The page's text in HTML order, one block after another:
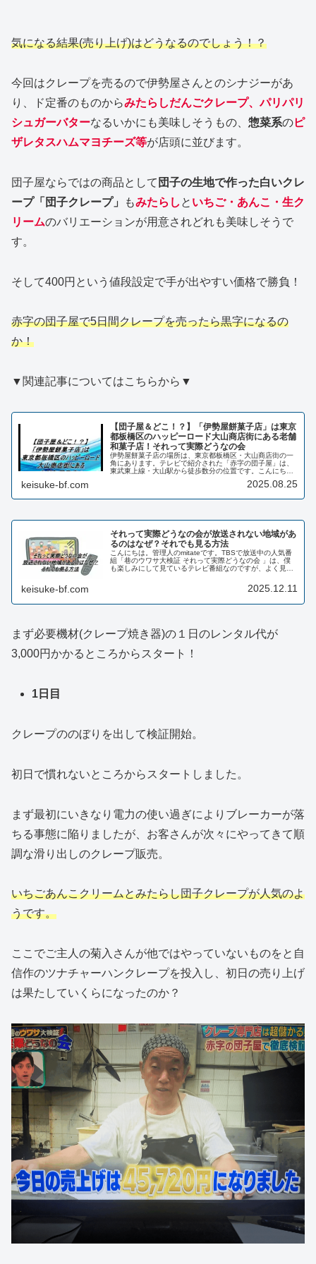
気になる結果(売り上げ)はどうなるのでしょう！？
今回はクレープを売るので伊勢屋さんとのシナジーがあ
り、ド定番のものからみたらしだんごクレープ、パリパリ
シュガーバターなるいかにも美味しそうもの、 惣菜系のピ
ザレタスハムマヨチーズ等が店頭に並びます。
団子屋ならではの商品として 団子の生地で作った白いクレ
ープ「団子クレープ」
もみたらし と いちご・あんこ・生ク
リームのバリエーションが用意されどれも美味しそうで
す。
そして400円という値段設定で手が出やすい価格で勝負！
赤字の団子屋で5日間クレープを売ったら黒字になるの
か！
▼関連記事についてはこちらから▼
【団子屋＆どこ！？】「伊勢屋餅菓子店」は東京
都板橋区のハッピーロード大山商店街にある老舗
和菓子店！それって実際どうなの会
伊勢屋餅菓子店の場所は、東京都板橋区・大山商店街の一
角にあります。テレビで紹介された「赤字の団子屋」は、
東武東上線・大山駅から徒歩数分の位置です。こんにち
keisuke-bf.com 2025.08.25
それって実際どうなの会が放送されない地域があ
るのはなぜ？それでも見る方法
こんにちは。管理人のmitateです。TBSで放送中の人気番
組「巷のウワサ大検証 それって実際どうなの会 」は、僕
も楽しみにして見ているテレビ番組なのですが、よく見逃
keisuke-bf.com 2025.12.11
まず必要機材(クレープ焼き器)の１日のレンタル代が
3,000円かかるところからスタート！
1日目
クレープののぼりを出して検証開始。
初日で慣れないところからスタートしました。
まず最初にいきなり電力の使い過ぎによりブレーカーが落
ちる事態に陥りましたが、お客さんが次々にやってきて順
調な滑り出しのクレープ販売。
いちごあんこクリームとみたらし団子クレープが人気のよ
うです。
ここでご主人の菊入さんが他ではやっていないものをと自
信作のツナチャーハンクレープを投入し、初日の売り上げ
は果たしていくらになったのか？